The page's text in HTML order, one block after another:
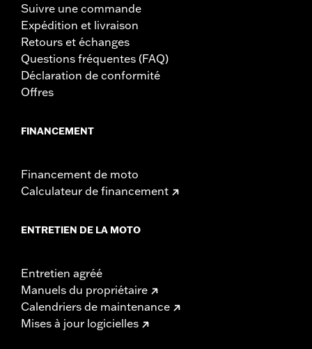
Suivre une commande
Expédition et livraison
Retours et échanges
Questions fréquentes (FAQ)
Déclaration de conformité
Offres
FINANCEMENT
Financement de moto
Calculateur de financement
ENTRETIEN DE LA MOTO
Entretien agréé
Manuels du propriétaire
Calendriers de maintenance
Mises à jour logicielles